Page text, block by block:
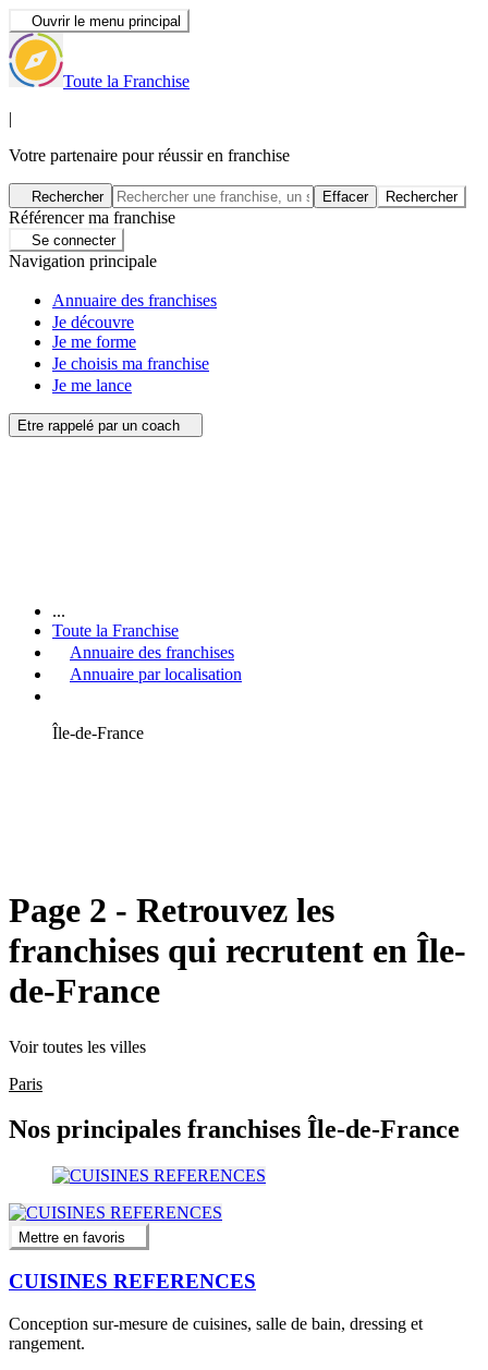
Ouvrir le menu principal
Toute la Franchise
|
Votre partenaire pour réussir en franchise
Rechercher Effacer Rechercher
Référencer ma franchise
Se connecter
Navigation principale
Annuaire des franchises
Je découvre
Je me forme
Je choisis ma franchise
Je me lance
Etre rappelé par un coach
...
Toute la Franchise
Annuaire des franchises
Annuaire par localisation
Île-de-France
Page 2 - Retrouvez les
franchises qui recrutent en Île-
de-France
Voir toutes les villes
Paris
Nos principales franchises Île-de-France
Mettre en favoris
CUISINES REFERENCES
Conception sur-mesure de cuisines, salle de bain, dressing et
rangement.